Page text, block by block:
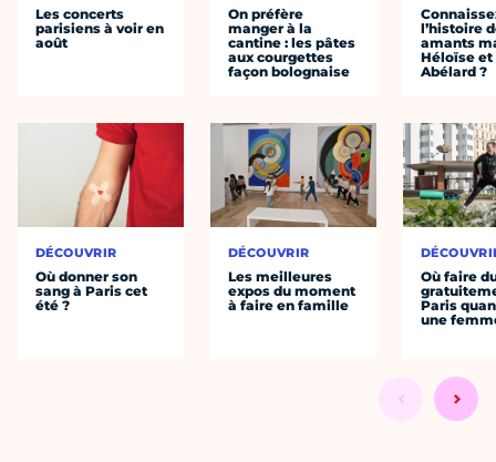
Les concerts
parisiens à voir en
août
DÉCOUVRIR
Où donner son
sang à Paris cet
été ?
On préfère
manger à la
cantine : les pâtes
aux courgettes
façon bolognaise
DÉCOUVRIR
Les meilleures
expos du moment
à faire en famille
l’histoire
amants
Héloïse et
Abélard ?
Où faire
Paris
une